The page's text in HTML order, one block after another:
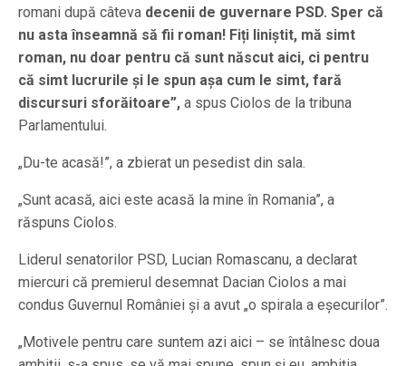
romani după câteva decenii de guvernare PSD. Sper că
nu asta înseamnă să fii roman! Fiți liniștit, mă simt
roman, nu doar pentru că sunt născut aici, ci pentru
că simt lucrurile și le spun așa cum le simt, fară
discursuri sforăitoare”, a spus Ciolos de la tribuna
Parlamentului.
„Du-te acasă!”, a zbierat un pesedist din sala.
„Sunt acasă, aici este acasă la mine în Romania”, a
răspuns Ciolos.
Liderul senatorilor PSD, Lucian Romascanu, a declarat
miercuri că premierul desemnat Dacian Ciolos a mai
condus Guvernul României și a avut „o spirala a eșecurilor”.
„Motivele pentru care suntem azi aici – se întâlnesc doua